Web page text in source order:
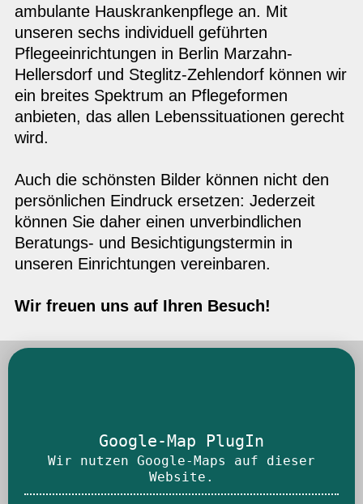
ambulante Hauskrankenpflege an. Mit
unseren sechs individuell geführten
Pflegeeinrichtungen in Berlin Marzahn-
Hellersdorf und Steglitz-Zehlendorf können wir
ein breites Spektrum an Pflegeformen
anbieten, das allen Lebenssituationen gerecht
wird.
Auch die schönsten Bilder können nicht den
persönlichen Eindruck ersetzen: Jederzeit
können Sie daher einen unverbindlichen
Beratungs- und Besichtigungstermin in
unseren Einrichtungen vereinbaren.
Wir freuen uns auf Ihren Besuch!
Google-Map PlugIn
Wir nutzen Google-Maps auf dieser
Website.